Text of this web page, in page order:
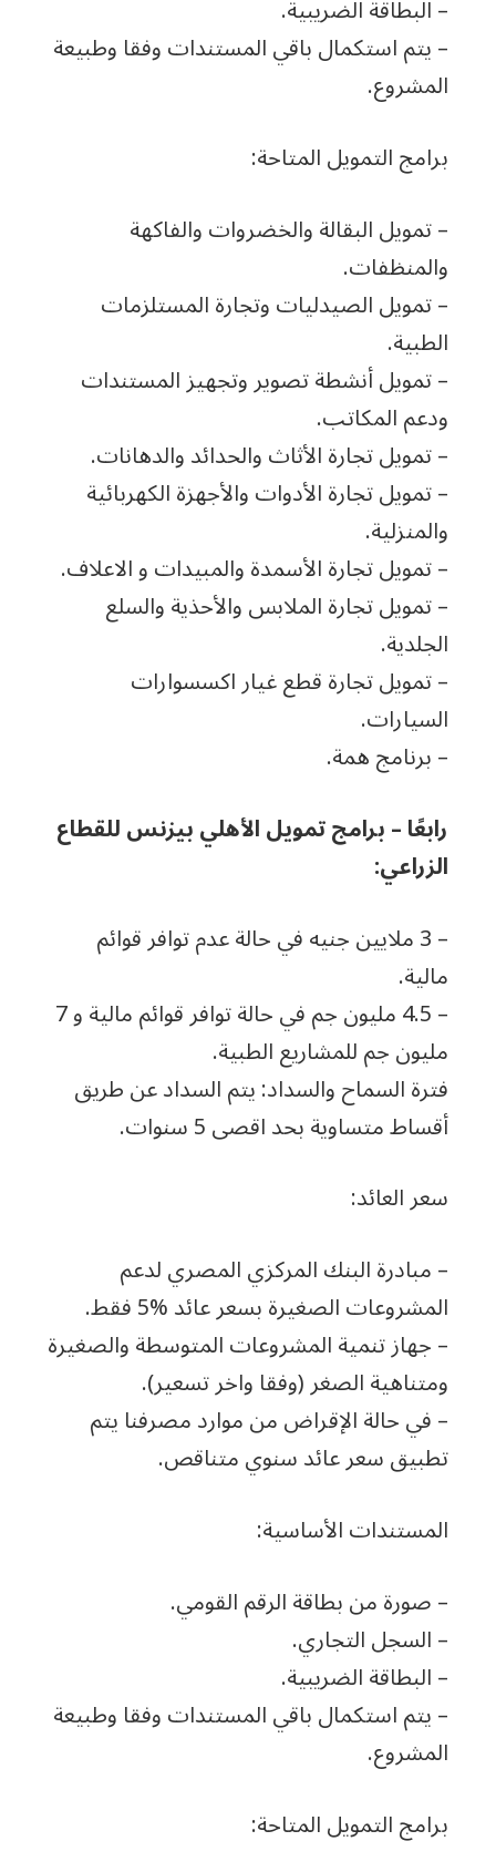
– البطاقة الضريبية.
– يتم استكمال باقي المستندات وفقا وطبيعة
المشروع.
برامج التمويل المتاحة:
– تمويل البقالة والخضروات والفاكهة
والمنظفات.
– تمويل الصيدليات وتجارة المستلزمات
الطبية.
– تمويل أنشطة تصوير وتجهيز المستندات
ودعم المكاتب.
– تمويل تجارة الأثاث والحدائد والدهانات.
– تمويل تجارة الأدوات والأجهزة الكهربائية
والمنزلية.
– تمويل تجارة الأسمدة والمبيدات و الاعلاف.
– تمويل تجارة الملابس والأحذية والسلع
الجلدية.
– تمويل تجارة قطع غيار اكسسوارات
السيارات.
– برنامج همة.
رابعًا – برامج تمويل الأهلي بيزنس للقطاع
الزراعي:
– 3 ملايين جنيه في حالة عدم توافر قوائم
مالية.
– 4.5 مليون جم في حالة توافر قوائم مالية و 7
مليون جم للمشاريع الطبية.
فترة السماح والسداد: يتم السداد عن طريق
أقساط متساوية بحد اقصى 5 سنوات.
سعر العائد:
– مبادرة البنك المركزي المصري لدعم
المشروعات الصغيرة بسعر عائد %5 فقط.
– جهاز تنمية المشروعات المتوسطة والصغيرة
ومتناهية الصغر (وفقا واخر تسعير).
– في حالة الإقراض من موارد مصرفنا يتم
تطبيق سعر عائد سنوي متناقص.
المستندات الأساسية:
– صورة من بطاقة الرقم القومي.
– السجل التجاري.
– البطاقة الضريبية.
– يتم استكمال باقي المستندات وفقا وطبيعة
المشروع.
برامج التمويل المتاحة: